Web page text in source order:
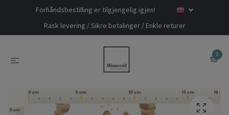
Forhåndsbestilling er tilgjengelig igjen!
Rask levering / Sikre betalinger / Enkle returer
0